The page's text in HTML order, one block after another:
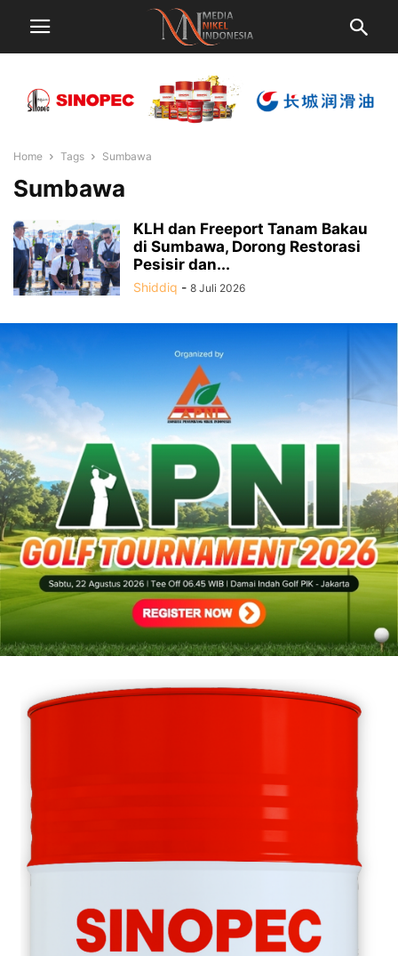
Home Tags Sumbawa
Sumbawa
KLH dan Freeport Tanam Bakau
di Sumbawa, Dorong Restorasi
Pesisir dan...
Shiddiq - 8 Juli 2026